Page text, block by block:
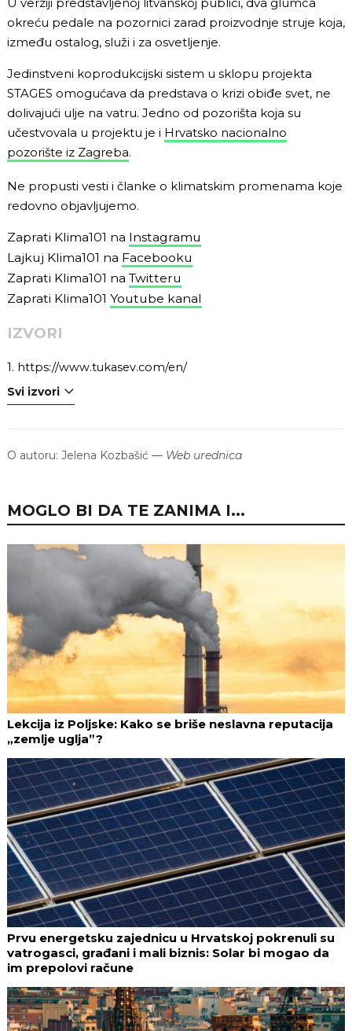
okreću pedale na pozornici zarad proizvodnje struje koja,
između ostalog, služi i za osvetljenje.
Jedinstveni koprodukcijski sistem u sklopu projekta
STAGES omogućava da predstava o krizi obiđe svet, ne
dolivajući ulje na vatru. Jedno od pozorišta koja su
učestvovala u projektu je i Hrvatsko nacionalno
pozorište iz Zagreba.
Ne propusti vesti i članke o klimatskim promenama koje
redovno objavljujemo.
Zaprati Klima101 na Instagramu
Lajkuj Klima101 na Facebooku
Zaprati Klima101 na Twitteru
Zaprati Klima101 Youtube kanal
IZVORI
1. https://www.tukasev.com/en/
Svi izvori
O autoru: Jelena Kozbašić — Web urednica
MOGLO BI DA TE ZANIMA I...
Lekcija iz Poljske: Kako se briše neslavna reputacija
„zemlje uglja”?
Prvu energetsku zajednicu u Hrvatskoj pokrenuli su
vatrogasci, građani i mali biznis: Solar bi mogao da
im prepolovi račune